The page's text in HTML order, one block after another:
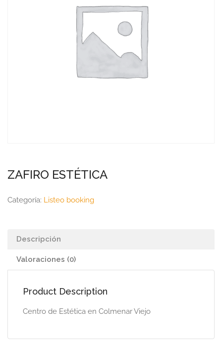
ZAFIRO ESTÉTICA
Categoría: Listeo booking
Descripción
Valoraciones (0)
Product Description
Centro de Estética en Colmenar Viejo